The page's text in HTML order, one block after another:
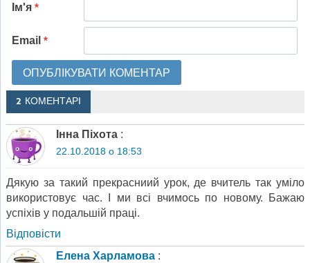
Ім'я *
Email *
2 КОМЕНТАРІ
Інна Піхота :
22.10.2018 о 18:53
Дякую за такий прекрасниий урок, де вчитель так уміло
використовує час. І ми всі вчимось по новому. Бажаю
успіхів у подальшій праці.
Відповіcти
Елена Харламова :